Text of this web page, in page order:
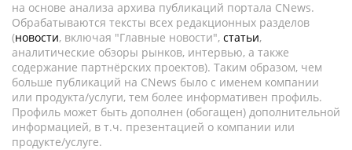
на основе анализа архива публикаций портала CNews.
Обрабатываются тексты всех редакционных разделов
(новости, включая "Главные новости", статьи,
аналитические обзоры рынков, интервью, а также
содержание партнёрских проектов). Таким образом, чем
больше публикаций на CNews было с именем компании
или продукта/услуги, тем более информативен профиль.
Профиль может быть дополнен (обогащен) дополнительной
информацией, в т.ч. презентацией о компании или
продукте/услуге.